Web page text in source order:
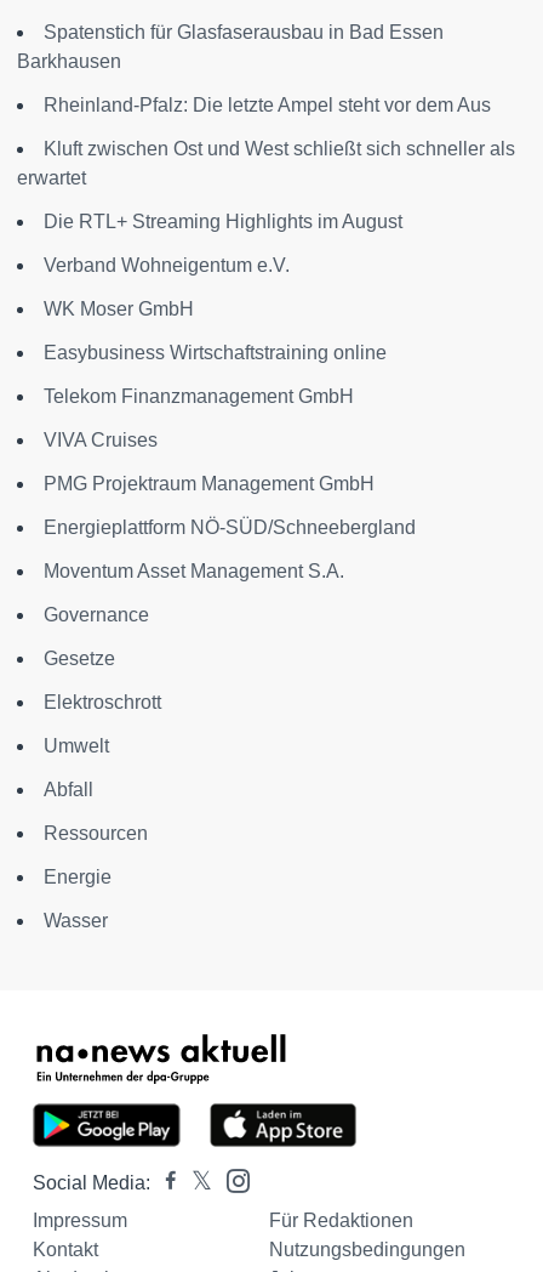
Spatenstich für Glasfaserausbau in Bad Essen
Barkhausen
Rheinland-Pfalz: Die letzte Ampel steht vor dem Aus
Kluft zwischen Ost und West schließt sich schneller als
erwartet
Die RTL+ Streaming Highlights im August
Verband Wohneigentum e.V.
WK Moser GmbH
Easybusiness Wirtschaftstraining online
Telekom Finanzmanagement GmbH
VIVA Cruises
PMG Projektraum Management GmbH
Energieplattform NÖ-SÜD/Schneebergland
Moventum Asset Management S.A.
Governance
Gesetze
Elektroschrott
Umwelt
Abfall
Ressourcen
Energie
Wasser
Social Media:
Impressum
Für Redaktionen
Kontakt
Nutzungsbedingungen